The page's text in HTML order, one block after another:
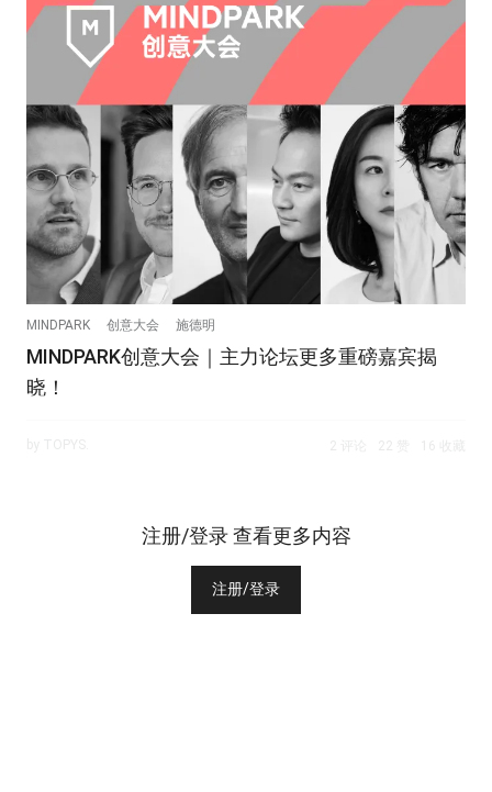
MINDPARK 创意大会 施德明
MINDPARK创意大会｜主力论坛更多重磅嘉宾揭
晓！
注册/登录 查看更多内容
注册/登录